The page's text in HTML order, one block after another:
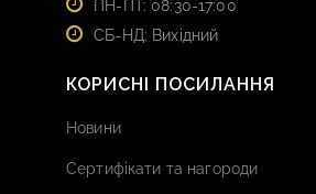
ПН-ПТ: 08:30-17:00
СБ-НД: Вихідний
КОРИСНІ ПОСИЛАННЯ
Новини
Сертифікати та нагороди